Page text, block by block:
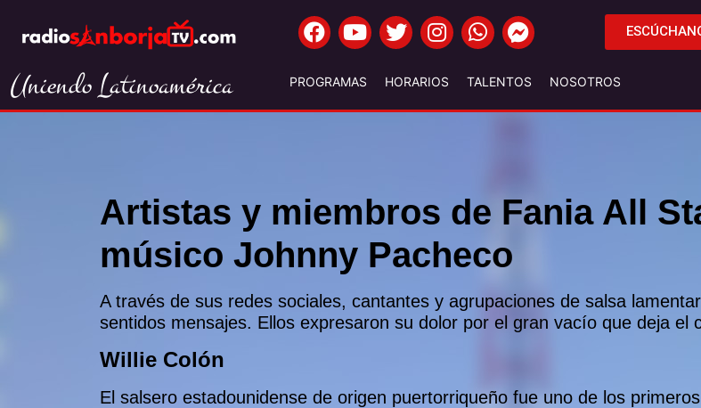
Uniendo Latinoamérica PROGRAMAS HORARIOS TALENTOS NOSOTROS
Artistas y miembros de Fania All
músico Johnny Pacheco
A través de sus redes sociales, cantantes y agrupaciones de salsa
sentidos mensajes. Ellos expresaron su dolor por el gran vacío que deja el
Willie Colón
El salsero estadounidense de origen puertorriqueño fue uno de los